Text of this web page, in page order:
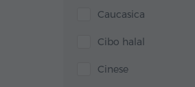
Caucasica
Cibo halal
Cinese